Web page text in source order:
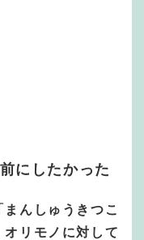
にしたかった
んしゅうきつこ
リモノに対して